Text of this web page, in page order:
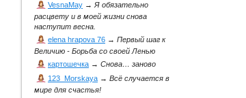
VesnaMay →Я обязательно
расцвету и в моей жизни снова
наступит весна.
elena hrapova 76 → Первый шаг к
Величию - Борьба со своей Ленью
картошечка → Снова… заново
123_Morskaya → Всё случается в
мире для счастья!